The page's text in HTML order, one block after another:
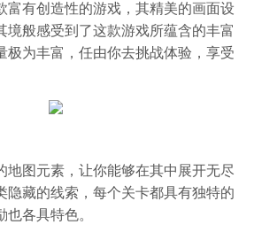
富有创造性的游戏，其精美的画面设
境般感受到了这款游戏所蕴含的丰富
极为丰富，任由你去挑战体验，享受
地图元素，让你能够在其中展开无尽
隐藏的线索，每个关卡都具有独特的
各具特色。